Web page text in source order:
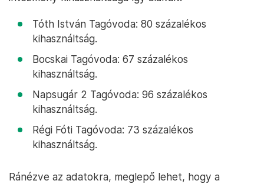
Tóth István Tagóvoda: 80 százalékos
kihasználtság.
Bocskai Tagóvoda: 67 százalékos
kihasználtság.
Napsugár 2 Tagóvoda: 96 százalékos
kihasználtság.
Régi Fóti Tagóvoda: 73 százalékos
kihasználtság.
Ránézve az adatokra, meglepő lehet, hogy a